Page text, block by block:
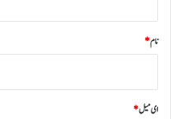
نام*
ای میل*